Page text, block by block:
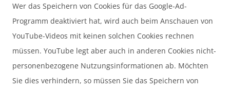
Wer das Speichern von Cookies für das Google-Ad-
Programm deaktiviert hat, wird auch beim Anschauen von
YouTube-Videos mit keinen solchen Cookies rechnen
müssen. YouTube legt aber auch in anderen Cookies nicht-
personenbezogene Nutzungsinformationen ab. Möchten
Sie dies verhindern, so müssen Sie das Speichern von